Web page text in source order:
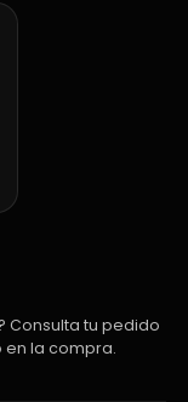
Consulta tu pedido
en la compra.